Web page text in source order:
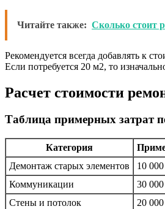
Читайте также: Сколько стоит
Рекомендуется всегда добавлять к
Если потребуется 20 м2, то
Расчет стоимости
Таблица примерных затрат
Категория
Демонтаж старых элементов
10
Коммуникации
30
Стены и потолок
20